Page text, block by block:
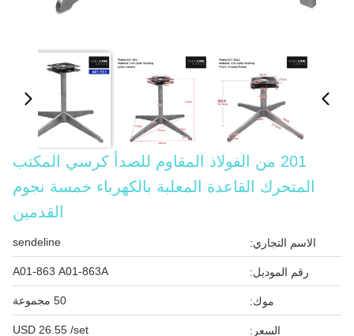
201 من الفولاذ المقاوم للصدأ كرسي المكتب
المتحرك القاعدة المعلبة بالكهرباء خمسة نجوم
القدمين
الاسم التجاري: sendeline
رقم الموديل: A01-863 A01-863A
موك: 50 مجموعة
السعر: USD 26.55 /set